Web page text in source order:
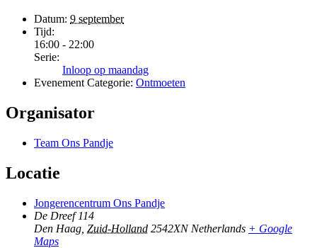
Datum: 9 september
Tijd:
16:00 - 22:00
Serie:
Inloop op maandag
Evenement Categorie: Ontmoeten
Organisator
Team Ons Pandje
Locatie
Jongerencentrum Ons Pandje
De Dreef 114
Den Haag Zuid-Holland 2542XN Netherlands + Google
Maps